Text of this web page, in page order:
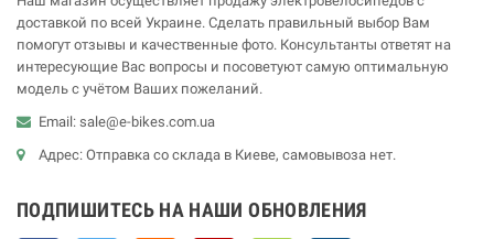
доставкой по всей Украине. Сделать правильный выбор Вам
помогут отзывы и качественные фото. Консультанты ответят на
интересующие Вас вопросы и посоветуют самую оптимальную
модель с учётом Ваших пожеланий.
Email: sale@e-bikes.com.ua
Адрес: Отправка со склада в Киеве, самовывоза нет.
ПОДПИШИТЕСЬ НА НАШИ ОБНОВЛЕНИЯ